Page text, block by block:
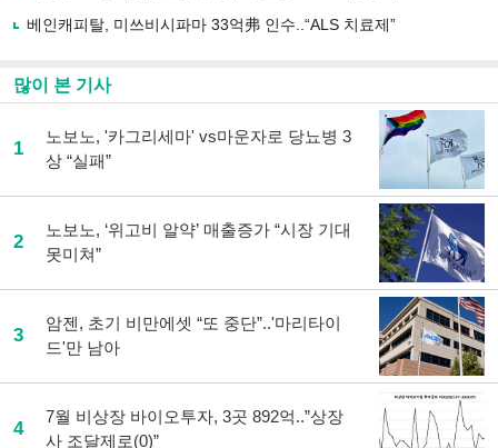
베인캐피탈, 미쓰비시파마 33억弗 인수..“ALS 치료제”
많이 본 기사
1
노보노, '카그리세마' vs마운자로 당뇨병 3
상 “실패”
2
노보노, ‘위고비 알약’ 매출증가 “시장 기대
못미쳐”
3
암젠, 초기 비만에셋 “또 중단”..'마리타이
드'만 남아
4
7월 비상장 바이오투자, 3곳 892억..”상장
사 조달제로(0)”